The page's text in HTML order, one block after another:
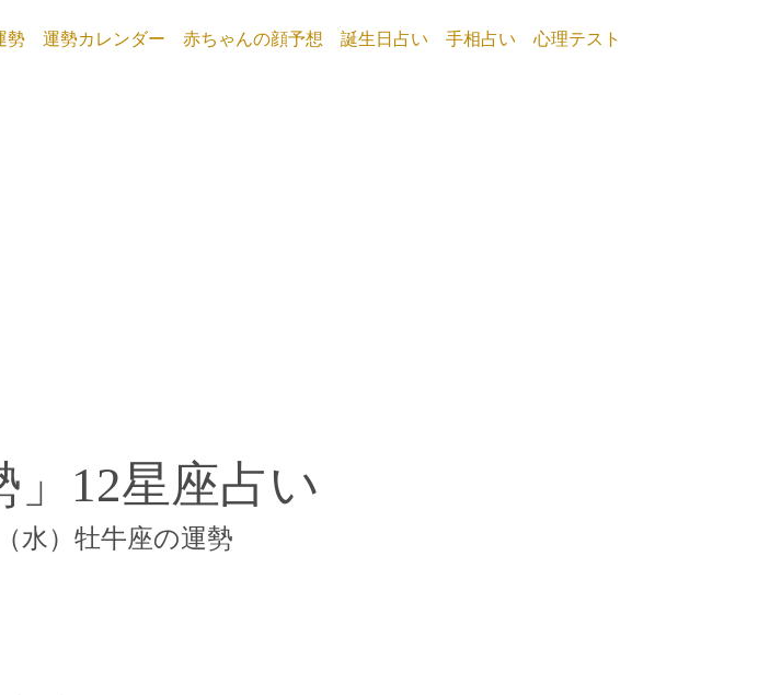
勢 運勢カレンダー 赤ちゃんの顔予想 誕生日占い 手相占い 心理テスト
」12星座占い
水）牡牛座の運勢